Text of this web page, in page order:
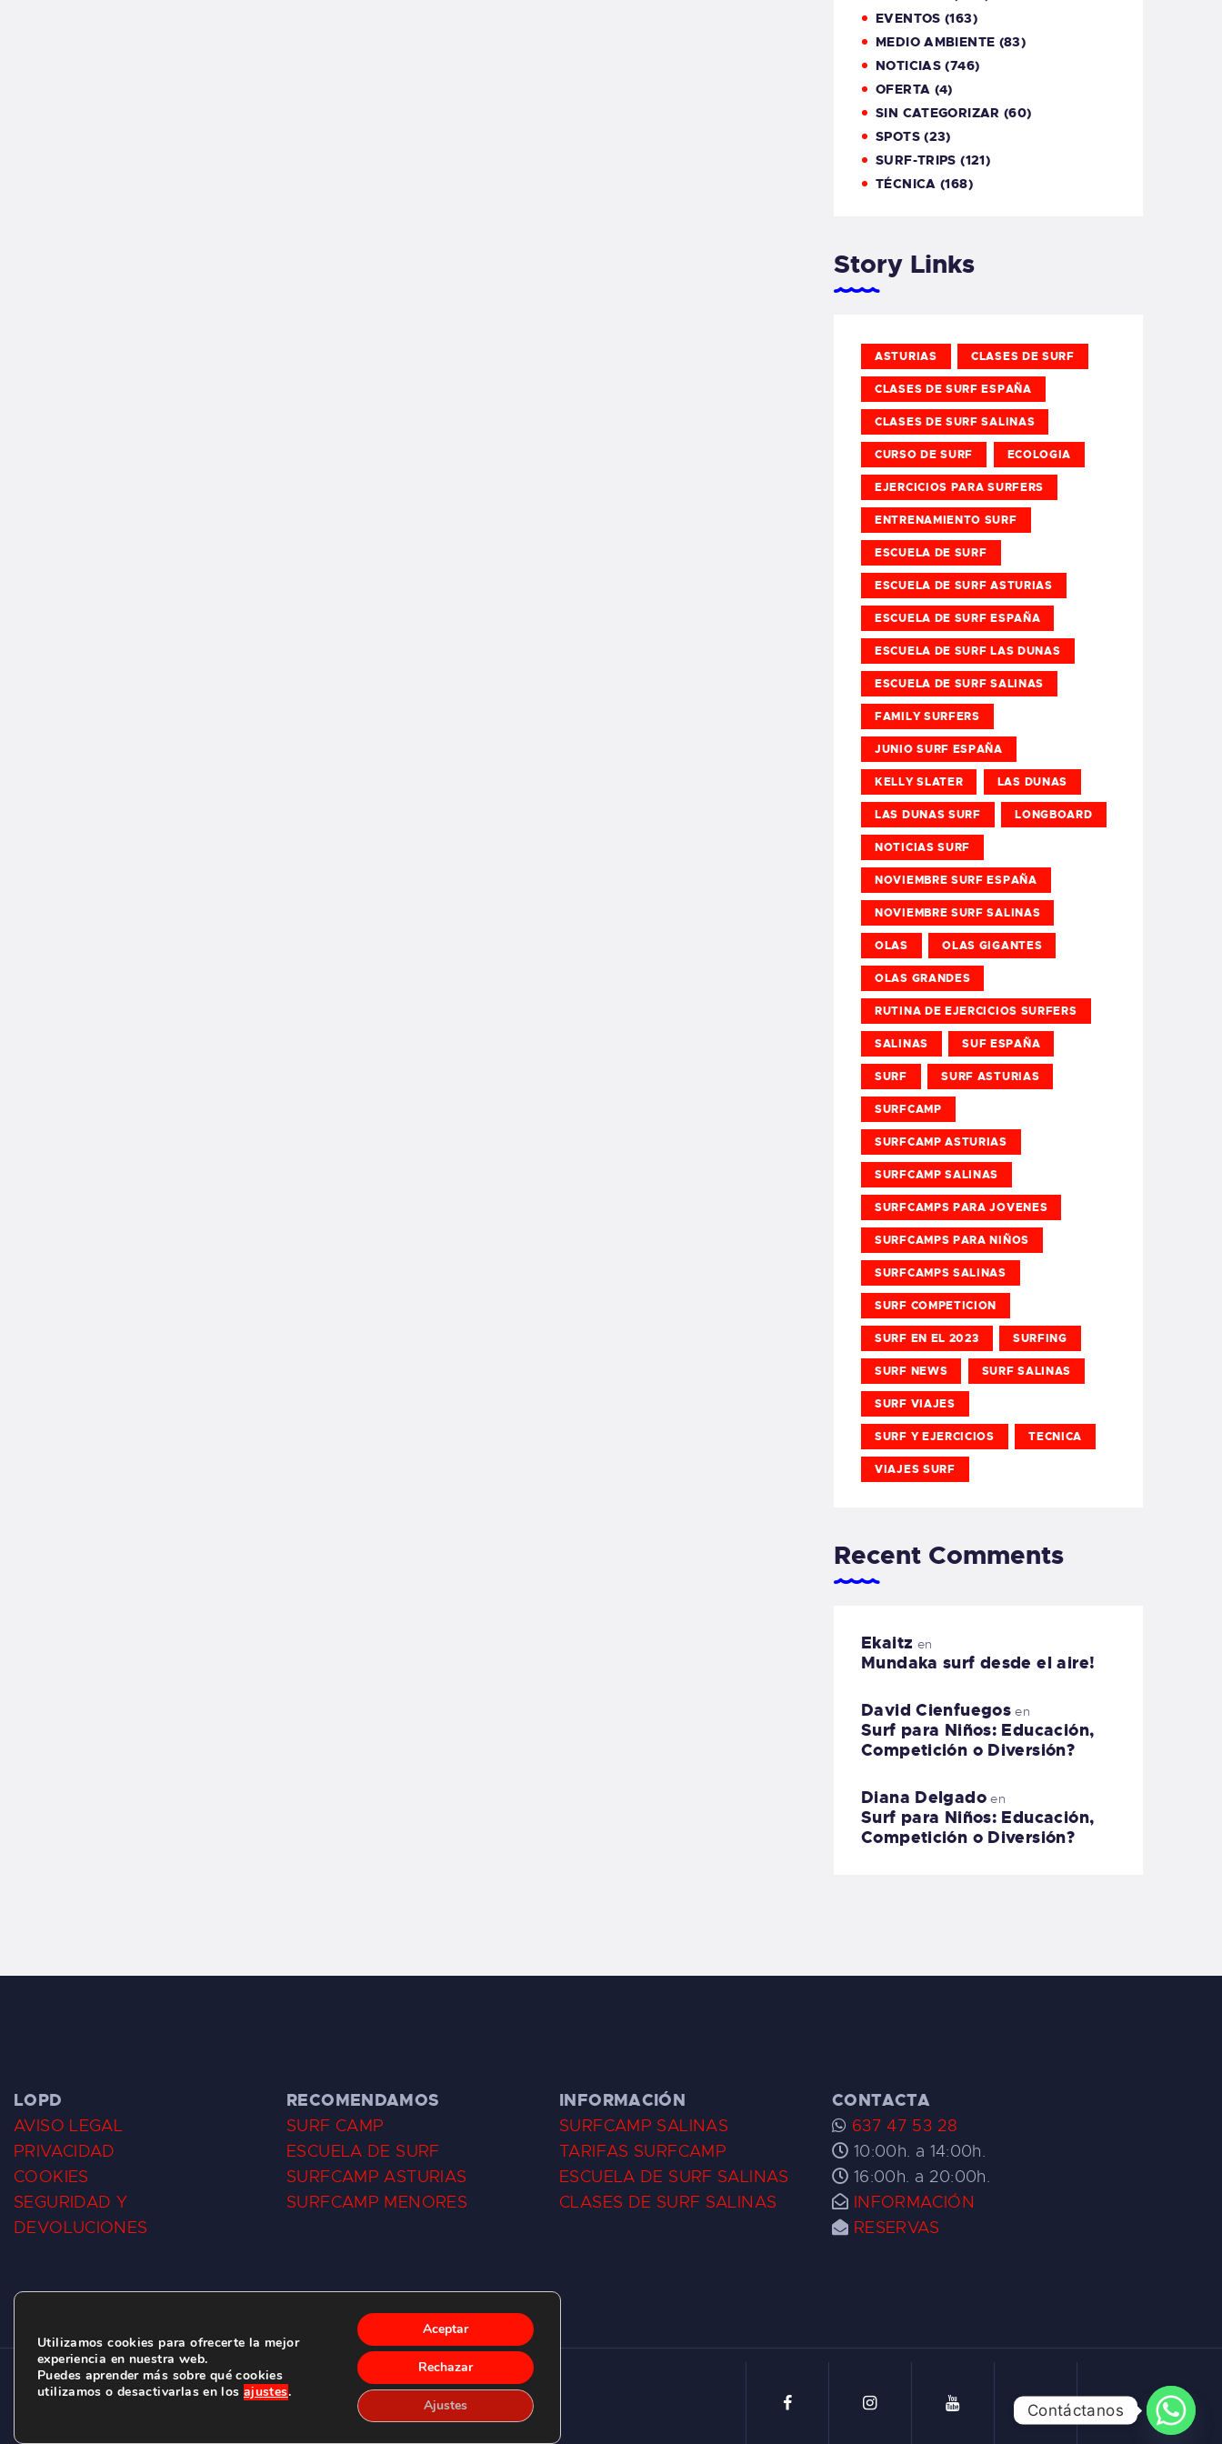
EVENTOS (163)
MEDIO AMBIENTE (83)
NOTICIAS (746)
OFERTA (4)
SIN CATEGORIZAR (60)
SPOTS(23)
SURF-TRIPS (121)
TÉCNICA (168)
Story Links
ASTURIAS CLASES DE SURF
CLASES DE SURF ESPAÑA
CLASES DE SURF SALINAS
CURSO DE SURF ECOLOGIA
EJERCICIOS PARA SURFERS
ENTRENAMIENTO SURF
ESCUELA DE SURF
ESCUELA DE SURF ASTURIAS
ESCUELA DE SURF ESPAÑA
ESCUELA DE SURF LAS DUNAS
ESCUELA DE SURF SALINAS
FAMILY SURFERS
JUNIO SURF ESPAÑA
KELLY SLATER LAS DUNAS
LAS DUNAS SURF LONGBOARD
NOTICIAS SURF
NOVIEMBRE SURF ESPAÑA
NOVIEMBRE SURF SALINAS
OLAS OLAS GIGANTES
OLAS GRANDES
RUTINA DE EJERCICIOS SURFERS
SALINAS SUF ESPAÑA
SURF SURF ASTURIAS
SURFCAMP
SURFCAMP ASTURIAS
SURFCAMP SALINAS
SURFCAMPS PARA JOVENES
SURFCAMPS PARA NIÑOS
SURFCAMPS SALINAS
SURF COMPETICION
SURF EN EL 2023 SURFING
SURF NEWS SURF SALINAS
SURF VIAJES
SURF Y EJERCICIOS TECNICA
VIAJES SURF
Recent Comments
Ekaitz en
Mundaka surf desde el aire!
David Cienfuegos en
Surf para Niños: Educación,
Competición o Diversión?
Diana Delgadoen
Surf para Niños: Educación,
Competición o Diversión?
LOPD
AVISO LEGAL
PRIVACIDAD
COOKIES
SEGURIDAD Y
DEVOLUCIONES
RECOMENDAMOS
SURF CAMP
ESCUELA DE SURF
SURFCAMP ASTURIAS
SURFCAMP MENORES
INFORMACIÓN
SURFCAMP SALINAS
TARIFAS SURFCAMP
ESCUELA DE SURF SALINAS
CLASES DE SURF SALINAS
CONTACTA
637 47 53 28
10:00h. a 14:00h.
16:00h. a 20:00h.
INFORMACIÓN
RESERVAS
CLUB DE SURF LAS DUNAS ©2026.
C/ BERNARDO ÁLVAREZ GALAN 1, SALINAS (ASTURIAS)
Utilizamos cookies para ofrecerte la mejor
experiencia en nuestra web.
Puedes aprender más sobre qué cookies
utilizamos o desactivarlas en los ajustes.
Aceptar
Rechazar
Ajustes Contáctanos